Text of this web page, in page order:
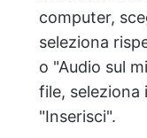
computer,
seleziona
o "Audio sul
file, seleziona
"Inserisci".